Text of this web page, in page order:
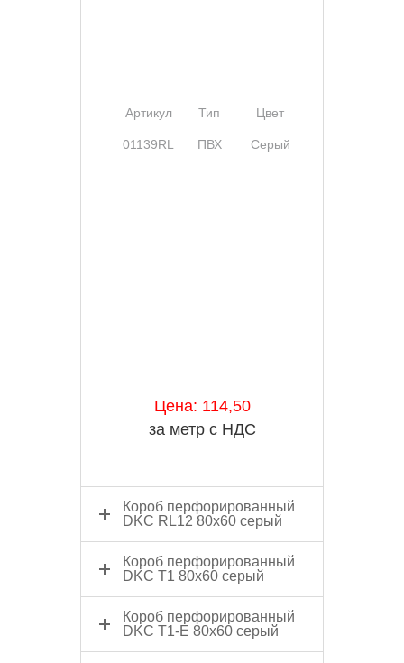
Артикул Тип Цвет
01139RL ПВХ Серый
Цена: 114,50
за метр с НДС
Короб перфорированный
DKC RL12 80х60 серый
Короб перфорированный
DKC Т1 80x60 серый
Короб перфорированный
DKC Т1-Е 80x60 серый